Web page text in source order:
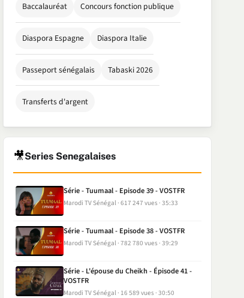
Baccalauréat Concours fonction publique
Diaspora Espagne Diaspora Italie
Passeport sénégalais Tabaski 2026
Transferts d'argent
🎥Series Senegalaises
Série - Tuumaal - Episode 39 - VOSTFR
Marodi TV Sénégal 617 247 vues 35:33
Série - Tuumaal - Episode 38 - VOSTFR
Marodi TV Sénégal 782 780 vues 39:29
Série - L'épouse du Cheikh - Épisode 41 -
VOSTFR
Marodi TV Sénégal 16 589 vues 30:50